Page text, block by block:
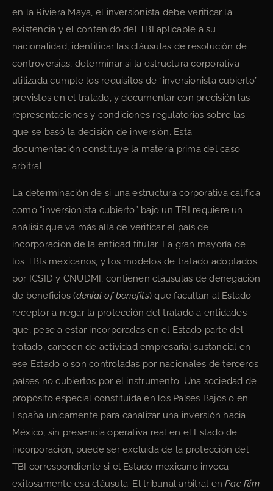
en la Riviera Maya, el inversionista debe verificar la
existencia y el contenido del TBI aplicable a su
nacionalidad, identificar las cláusulas de resolución de
controversias, determinar si la estructura corporativa
utilizada cumple los requisitos de “inversionista cubierto”
previstos en el tratado, y documentar con precisión las
representaciones y condiciones regulatorias sobre las
que se basó la decisión de inversión. Esta
documentación constituye la materia prima del caso
arbitral.
La determinación de si una estructura corporativa califica
como “inversionista cubierto” bajo un TBI requiere un
análisis que va más allá de verificar el país de
incorporación de la entidad titular. La gran mayoría de
los TBIs mexicanos, y los modelos de tratado adoptados
por ICSID y CNUDMI, contienen cláusulas de denegación
de beneficios (denial of benefits) que facultan al Estado
receptor a negar la protección del tratado a entidades
que, pese a estar incorporadas en el Estado parte del
tratado, carecen de actividad empresarial sustancial en
ese Estado o son controladas por nacionales de terceros
países no cubiertos por el instrumento. Una sociedad de
propósito especial constituida en los Países Bajos o en
España únicamente para canalizar una inversión hacia
México, sin presencia operativa real en el Estado de
incorporación, puede ser excluida de la protección del
TBI correspondiente si el Estado mexicano invoca
exitosamente esa cláusula. El tribunal arbitral enPac Rim